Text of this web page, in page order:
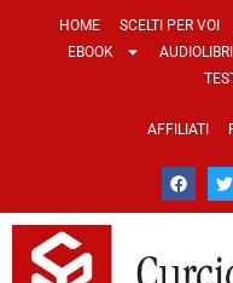
HOME SCELTI PER VOI
EBOOK
AUDIOLIBRI
AFFILIATI